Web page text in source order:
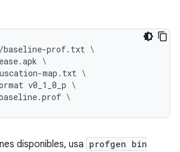
baseline-prof.txt \
\
map.txt \
v0_1_0_p \
\
disponibles, usa profgen bin